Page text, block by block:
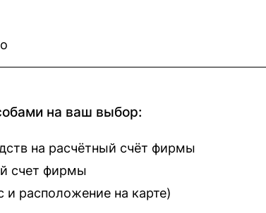
на ваш выбор:
на расчётный счёт фирмы
счет фирмы
и расположение на карте)